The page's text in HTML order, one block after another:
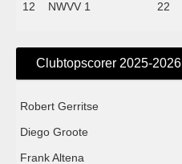
12
NWVV 1 22
Clubtopscorer 2025-2026
Robert Gerritse
Diego Groote
Frank Altena